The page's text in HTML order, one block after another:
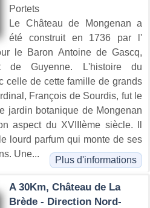
Portets
Le Château de Mongenan a
été construit en 1736 par l'
le Baron Antoine de Gascq,
de Guyenne. L'histoire du
celle de cette famille de grands
François de Sourdis, fut le
jardin botanique de Mongenan
aspect du XVIIIème siècle. Il
lourd parfum qui monte de ses
Une...
Plus d'informations
A 30Km, Château de La
Brède - Direction Nord-